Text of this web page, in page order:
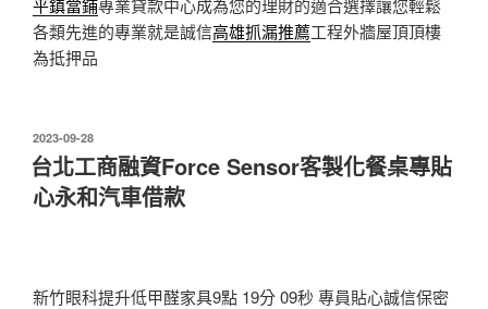
平鎮當鋪專業貸款中心成為您的理財的適合選擇讓您輕鬆
各類先進的專業就是誠信高雄抓漏推薦工程外牆屋頂頂樓
為抵押品
發
佈
於
2023-09-28
台北工商融資Force Sensor客製化餐桌專貼
心永和汽車借款
新竹眼科提升低甲醛家具9點 19分 09秒 專員貼心誠信保密